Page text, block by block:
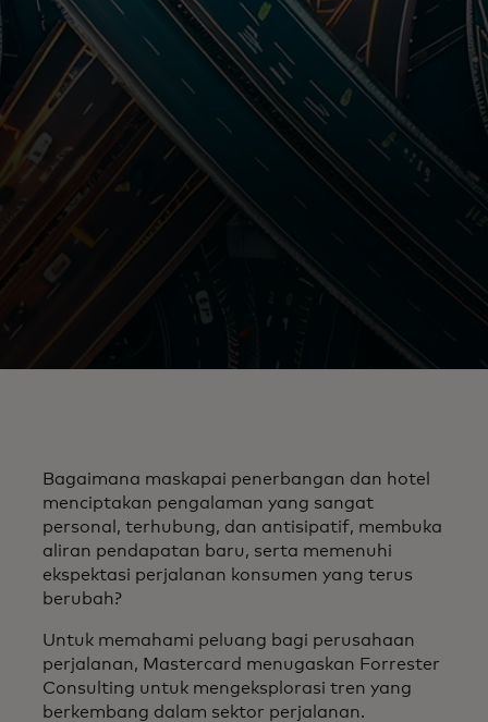
Bagaimana maskapai penerbangan dan hotel
menciptakan pengalaman yang sangat
personal, terhubung, dan antisipatif, membuka
aliran pendapatan baru, serta memenuhi
ekspektasi perjalanan konsumen yang terus
berubah?
Untuk memahami peluang bagi perusahaan
perjalanan, Mastercard menugaskan Forrester
Consulting untuk mengeksplorasi tren yang
berkembang dalam sektor perjalanan.